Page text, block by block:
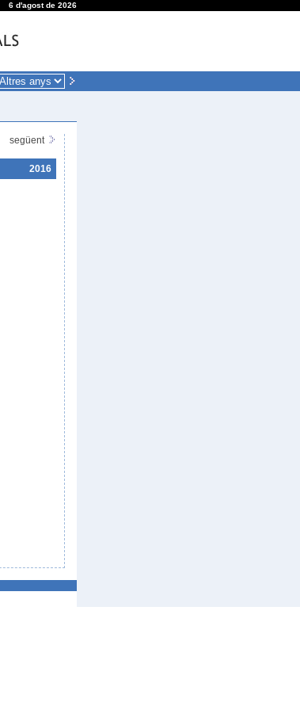
6 d'agost de 2026
següent
2016